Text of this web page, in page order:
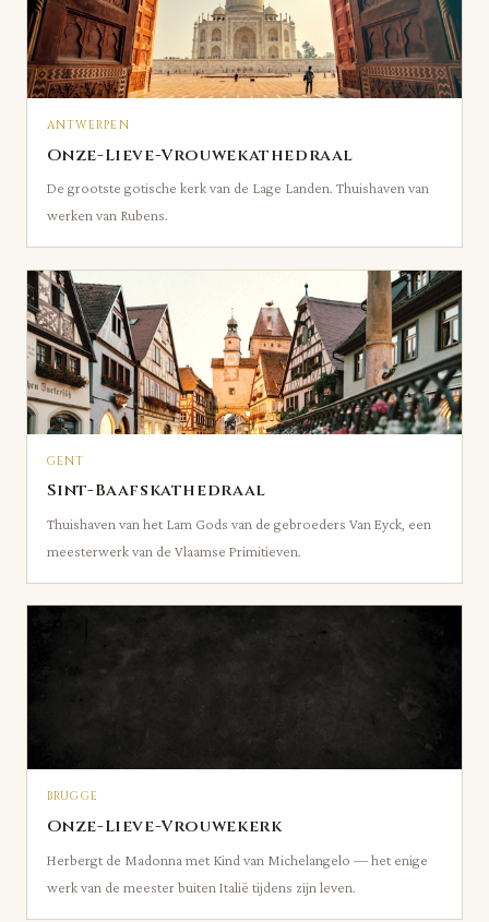
ANTWERPEN
Onze-Lieve-Vrouwekathedraal
De grootste gotische kerk van de Lage Landen. Thuishaven van
werken van Rubens.
GENT
Sint-Baafskathedraal
Thuishaven van het Lam Gods van de gebroeders Van Eyck, een
meesterwerk van de Vlaamse Primitieven.
BRUGGE
Onze-Lieve-Vrouwekerk
Herbergt de Madonna met Kind van Michelangelo — het enige
werk van de meester buiten Italië tijdens zijn leven.